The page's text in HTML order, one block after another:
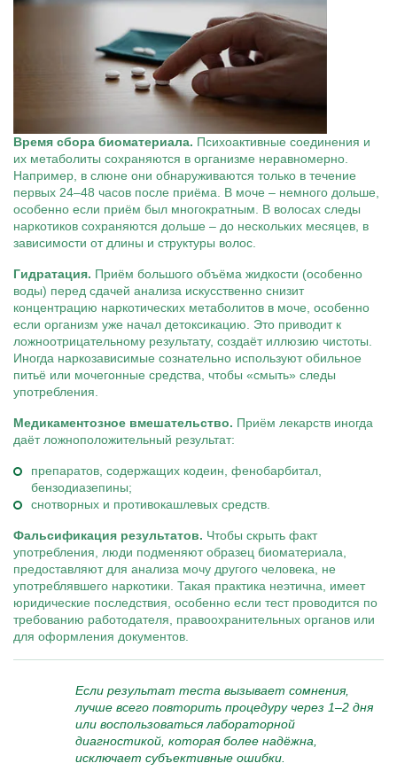
Время сбора биоматериала. Психоактивные соединения и
их метаболиты сохраняются в организме неравномерно.
Например, в слюне они обнаруживаются только в течение
первых 24–48 часов после приёма. В моче – немного дольше,
особенно если приём был многократным. В волосах следы
наркотиков сохраняются дольше – до нескольких месяцев, в
зависимости от длины и структуры волос.
Гидратация. Приём большого объёма жидкости (особенно
воды) перед сдачей анализа искусственно снизит
концентрацию наркотических метаболитов в моче, особенно
если организм уже начал детоксикацию. Это приводит к
ложноотрицательному результату, создаёт иллюзию чистоты.
Иногда наркозависимые сознательно используют обильное
питьё или мочегонные средства, чтобы «смыть» следы
употребления.
Медикаментозное вмешательство. Приём лекарств иногда
даёт ложноположительный результат:
препаратов, содержащих кодеин, фенобарбитал,
бензодиазепины;
снотворных и противокашлевых средств.
Фальсификация результатов. Чтобы скрыть факт
употребления, люди подменяют образец биоматериала,
предоставляют для анализа мочу другого человека, не
употреблявшего наркотики. Такая практика неэтична, имеет
юридические последствия, особенно если тест проводится по
требованию работодателя, правоохранительных органов или
для оформления документов.
Если результат теста вызывает сомнения,
лучше всего повторить процедуру через 1–2 дня
или воспользоваться лабораторной
диагностикой, которая более надёжна,
исключает субъективные ошибки.